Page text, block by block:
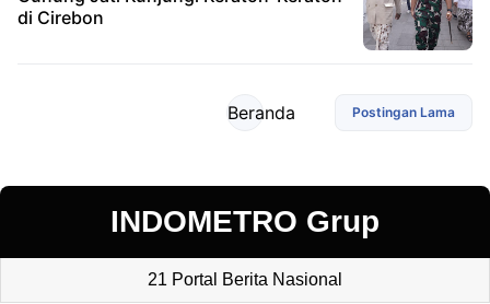
di Cirebon
Postingan Lama
Beranda
INDOMETRO Grup
21 Portal Berita Nasional